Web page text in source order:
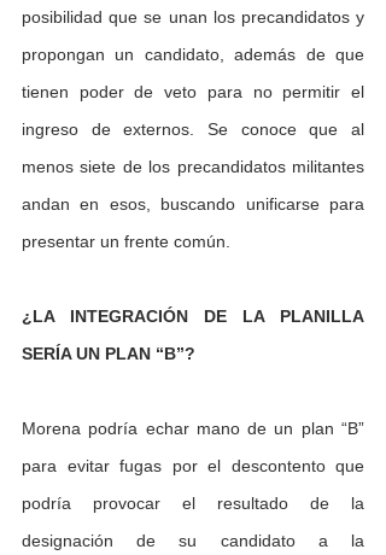
posibilidad que se unan los precandidatos y
propongan un candidato, además de que
tienen poder de veto para no permitir el
ingreso de externos. Se conoce que al
menos siete de los precandidatos militantes
andan en esos, buscando unificarse para
presentar un frente común.
¿LA INTEGRACIÓN DE LA PLANILLA
SERÍA UN PLAN “B”?
Morena podría echar mano de un plan “B”
para evitar fugas por el descontento que
podría provocar el resultado de la
designación de su candidato a la